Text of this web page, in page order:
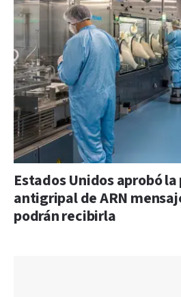
Estados Unidos aprobó
antigripal de ARN
podrán recibirla